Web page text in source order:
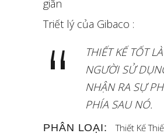
giãn
Triết lý của Gibaco :
THIẾT KẾ TỐT
NGƯỜI SỬ
NHẬN RA SỰ
PHÍA SAU NÓ.
PHÂN LOẠI: Thiết Kế